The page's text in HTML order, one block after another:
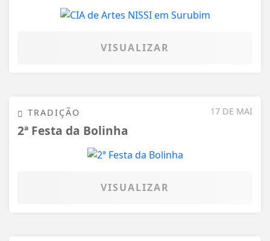
VISUALIZAR
17 DE MAI
TRADIÇÃO
2ª Festa da Bolinha
VISUALIZAR